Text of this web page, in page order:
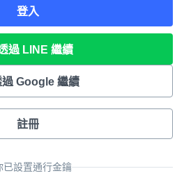
登入
過 LINE 繼續
過 Google 繼續
註冊
已設置通行金鑰